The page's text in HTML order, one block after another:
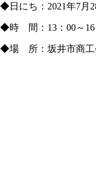
◆日にち：2021年7月
◆時 間：13：00～16
◆場 所：坂井市商工